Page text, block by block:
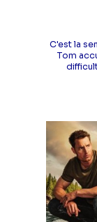
C'est la
Tom